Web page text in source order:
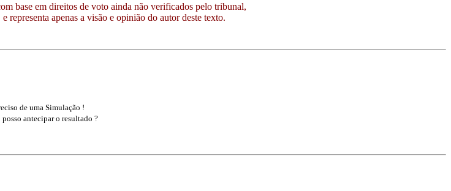
base em direitos de voto ainda não verificados pelo tribunal,
representa apenas a visão e opinião do autor deste texto.
de uma Simulação !
posso antecipar o resultado ?